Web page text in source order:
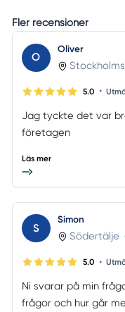
Fler recensioner
O
Oliver
5.0 •
Jag tyckte det var
företagen
Läs mer
S
Simon
Södertälje
5.0 •
Ni svarar på min
frågor och hur går